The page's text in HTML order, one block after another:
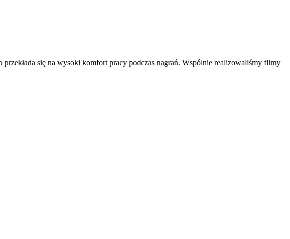
się na wysoki komfort pracy podczas nagrań. Wspólnie realizowaliśmy filmy